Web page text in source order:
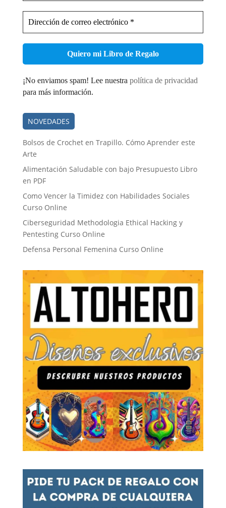
de
electrónico
¡No enviamos spam! Lee nuestra política de privacidad
para más información.
NOVEDADES
Bolsos de Crochet en Trapillo. Cómo Aprender este
Arte
Alimentación Saludable con bajo Presupuesto Libro
en PDF
Como Vencer la Timidez con Habilidades Sociales
Curso Online
Ciberseguridad Methodologia Ethical Hacking y
Pentesting Curso Online
Defensa Personal Femenina Curso Online